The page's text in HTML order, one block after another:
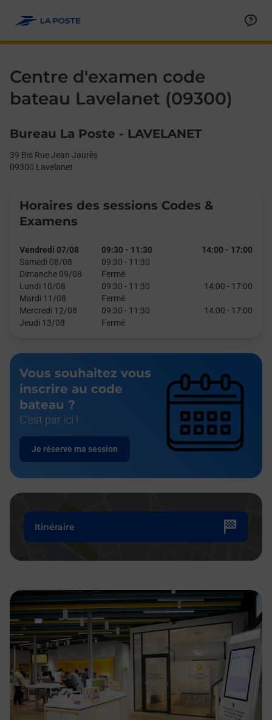
Centre d'examen code
bateau Lavelanet (09300)
Bureau La Poste - LAVELANET
39 Bis Rue Jean Jaurès
09300 Lavelanet
Horaires des sessions Codes &
Examens
Vendredi 07/08 09:30 - 11:30 14:00 - 17:00
Samedi 08/08
09:30 - 11:30
Dimanche 09/08
Fermé
Lundi 10/08
09:30 - 11:30 14:00 - 17:00
Mardi 11/08
Fermé
Mercredi 12/08
09:30 - 11:30 14:00 - 17:00
Jeudi 13/08
Fermé
Vous souhaitez vous
inscrire au code
bateau ?
C'est par ici !
Je réserve ma session
Itinéraire